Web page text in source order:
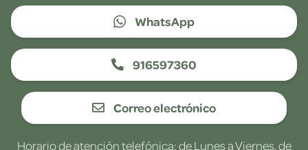
WhatsApp
916597360
Correo electrónico
Horario de atención telefónica: de Lunes a Viernes, de